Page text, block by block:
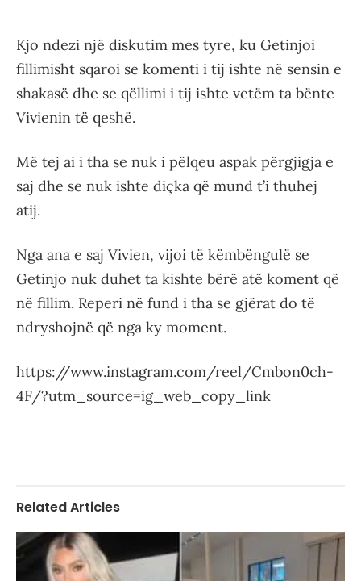
Kjo ndezi një diskutim mes tyre, ku Getinjoi
fillimisht sqaroi se komenti i tij ishte në sensin e
shakasë dhe se qëllimi i tij ishte vetëm ta bënte
Vivienin të qeshë.
Më tej ai i tha se nuk i pëlqeu aspak përgjigja e
saj dhe se nuk ishte diçka që mund t’i thuhej
atij.
Nga ana e saj Vivien, vijoi të këmbëngulë se
Getinjo nuk duhet ta kishte bërë atë koment që
në fillim. Reperi në fund i tha se gjërat do të
ndryshojnë që nga ky moment.
https://www.instagram.com/reel/Cmbon0ch-
4F/?utm_source=ig_web_copy_link
Related Articles